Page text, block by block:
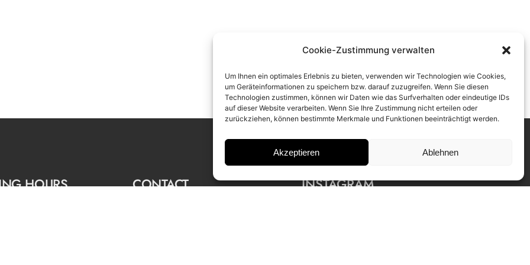
Cookie-Zustimmung verwalten
Um Ihnen ein optimales Erlebnis zu bieten, verwenden wir Technologien wie Cookies,
um Geräteinformationen zu speichern bzw. darauf zuzugreifen. Wenn Sie diesen
Technologien zustimmen, können wir Daten wie das Surfverhalten oder eindeutige IDs
auf dieser Website verarbeiten. Wenn Sie Ihre Zustimmung nicht erteilen oder
zurückziehen, können bestimmte Merkmale und Funktionen beeinträchtigt werden.
Akzeptieren Ablehnen
HOURS CONTACT
INSTAGRAM